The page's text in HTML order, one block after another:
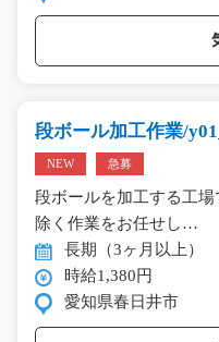
段ボール加工作業/
NEW 急募
段ボールを加工する工
除く作業をお任せし…
長期（3ヶ月以上）
時給1,380円
愛知県春日井市